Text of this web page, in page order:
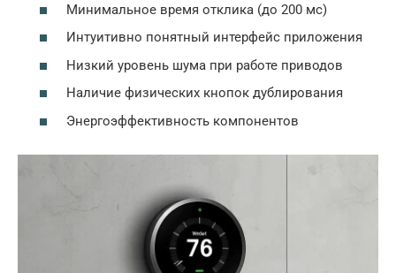
Минимальное время отклика (до 200 мс)
Интуитивно понятный интерфейс приложения
Низкий уровень шума при работе приводов
Наличие физических кнопок дублирования
Энергоэффективность компонентов